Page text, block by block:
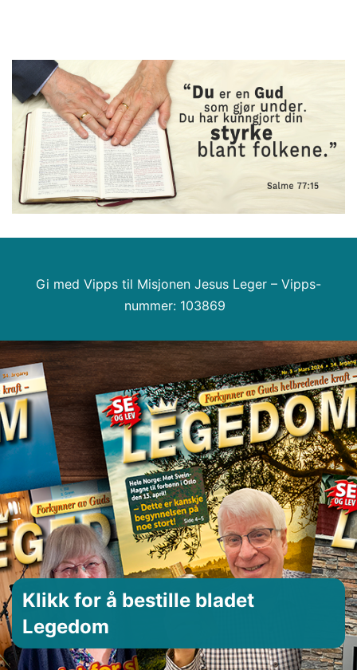
Gi med Vipps til Misjonen Jesus Leger – Vipps-
nummer: 103869
Klikk for å bestille bladet
Legedom